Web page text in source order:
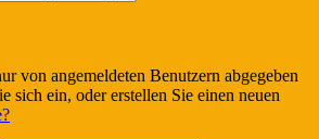
von angemeldeten Benutzern abgegeben
sich ein, oder erstellen Sie einen neuen